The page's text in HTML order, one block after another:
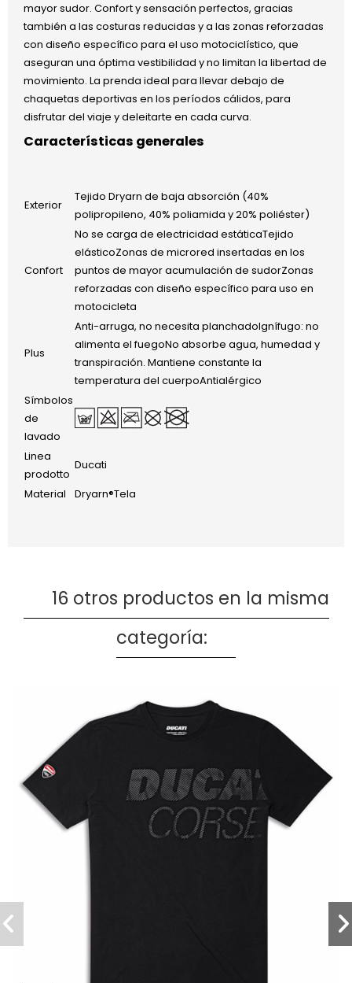
mayor sudor. Confort y sensación perfectos, gracias
también a las costuras reducidas y a las zonas reforzadas
con diseño específico para el uso motociclístico, que
aseguran una óptima vestibilidad y no limitan la libertad de
movimiento. La prenda ideal para llevar debajo de
chaquetas deportivas en los períodos cálidos, para
disfrutar del viaje y deleitarte en cada curva.
Características generales
Exterior
Tejido Dryarn de baja absorción (40%
polipropileno, 40% poliamida y 20% poliéster)
Confort
No se carga de electricidad estáticaTejido
elásticoZonas de microred insertadas en los
puntos de mayor acumulación de sudorZonas
reforzadas con diseño específico para uso en
motocicleta
Plus
Anti-arruga, no necesita planchadoIgnífugo: no
alimenta el fuegoNo absorbe agua, humedad y
transpiración. Mantiene constante la
temperatura del cuerpoAntialérgico
Símbolos
de
lavado
Linea
prodotto
Ducati
Material
Dryarn®Tela
16 otros productos en la misma
categoría: